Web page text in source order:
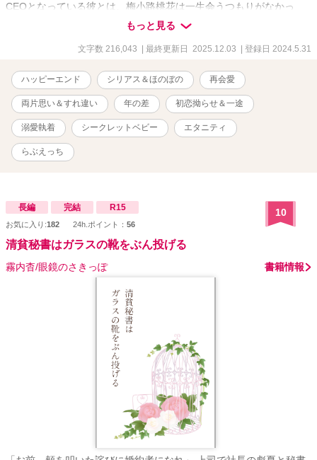
CEOとなっている彼とは、梅小路桃花は一生会うつもりがなかっ
た。けれども、彼の部下が現れて、多額の報酬を渡す代わりに、す
っかりやさぐれてしまった総悟の専属秘書に戻ってほしいと依頼さ
れる。お金に困っていた桃花は、総悟との間に出来た子どもを産ん
くことになり……？ 俺様御曹司・二階堂総悟(27) × 生真面目な
専属秘書・梅小路桃花(22) とある事情で離れざるを得なかった
ワケありな2人が再会して、子どもと一緒に家族皆で幸せになるまで
の物語。 ※R18には※ ※アルファポリス先行作品。 （ムーンライト
ノベルズには7月以降に投稿）
もっと見る
文字数 216,043 | 最終更新日 2025.12.03 | 登録日 2024.5.31
ハッピーエンド シリアス＆ほのぼの 再会愛
両片思い＆すれ違い 年の差 初恋拗らせ＆一途
溺愛執着 シークレットベビー エタニティ
らぶえっち
長編 完結 R15
お気に入り:182 24h.ポイント： 56
10
清貧秘書はガラスの靴をぶん投げる
霧内杳/眼鏡のさきっぽ 書籍情報